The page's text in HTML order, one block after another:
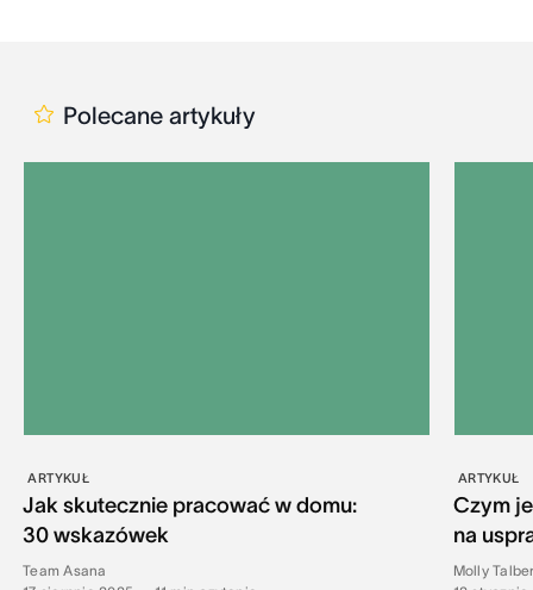
Polecane artykuły
ARTYKUŁ
Jak skutecznie pracować w domu:
30 wskazówek
Team Asana
ARTYKUŁ
Czym
na
Molly